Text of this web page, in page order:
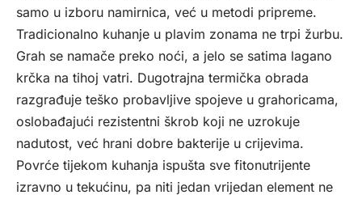
samo u izboru namirnica, već u metodi pripreme.
Tradicionalno kuhanje u plavim zonama ne trpi žurbu.
Grah se namače preko noći, a jelo se satima lagano
krčka na tihoj vatri. Dugotrajna termička obrada
razgrađuje teško probavljive spojeve u grahoricama,
oslobađajući rezistentni škrob koji ne uzrokuje
nadutost, već hrani dobre bakterije u crijevima.
Povrće tijekom kuhanja ispušta sve fitonutrijente
izravno u tekućinu, pa niti jedan vrijedan element ne